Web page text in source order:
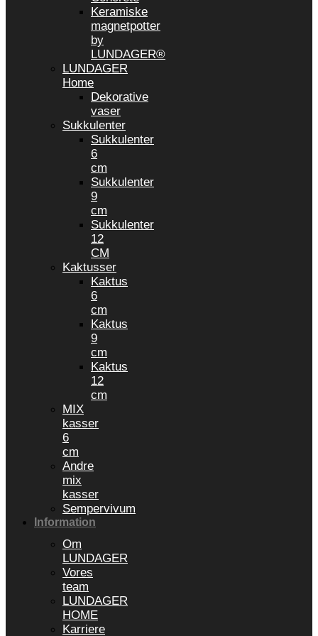
Keramiske
magnetpotter
by
LUNDAGER®
LUNDAGER
Home
Dekorative
vaser
Sukkulenter
Sukkulenter
6
cm
Sukkulenter
9
cm
Sukkulenter
12
CM
Kaktusser
Kaktus
6
cm
Kaktus
9
cm
Kaktus
12
cm
MIX
kasser
6
cm
Andre
mix
kasser
Sempervivum
Information
Om
LUNDAGER
Vores
team
LUNDAGER
HOME
Karriere